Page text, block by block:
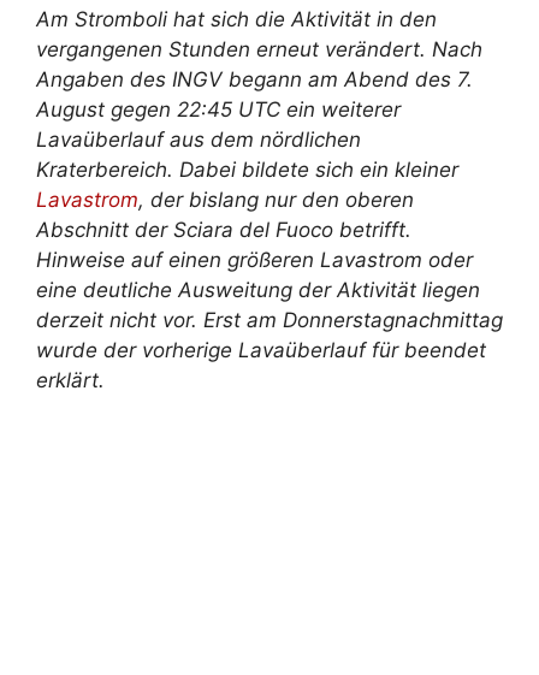
Am Stromboli hat sich die Aktivität in den
vergangenen Stunden erneut verändert. Nach
Angaben des INGV begann am Abend des 7.
August gegen 22:45 UTC ein weiterer
Lavaüberlauf aus dem nördlichen
Kraterbereich. Dabei bildete sich ein kleiner
Lavastrom, der bislang nur den oberen
Abschnitt der Sciara del Fuoco betrifft.
Hinweise auf einen größeren Lavastrom oder
eine deutliche Ausweitung der Aktivität liegen
derzeit nicht vor. Erst am Donnerstagnachmittag
wurde der vorherige Lavaüberlauf für beendet
erklärt.